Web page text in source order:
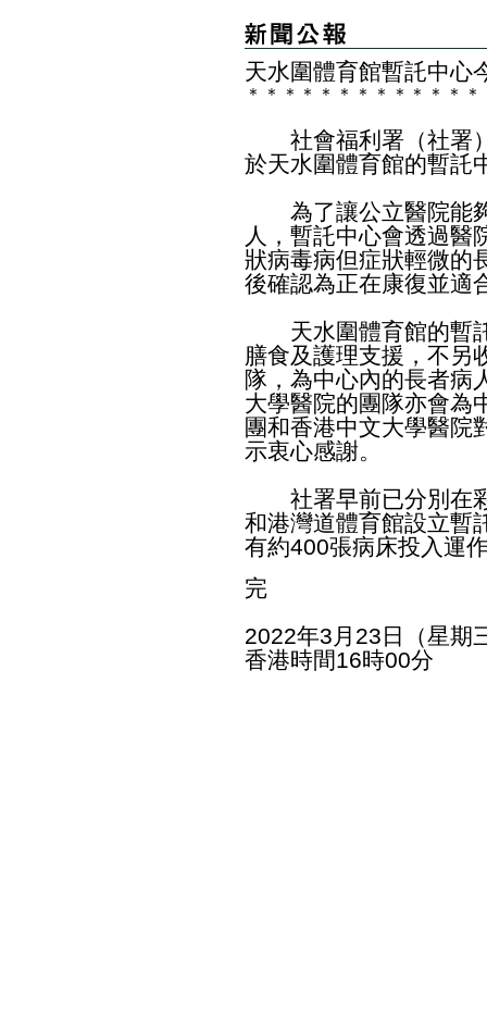
天水圍體育館暫託中心
＊ ＊ ＊ ＊ ＊ ＊ ＊ ＊ ＊ ＊ ＊ ＊ ＊
社會福利署（社署）
於天水圍體育館的暫託
為了讓公立醫院能夠
人，暫託中心會透過醫
狀病毒病但症狀輕微的
後確認為正在康復並適
天水圍體育館的暫託
膳食及護理支援，不另
隊，為中心內的長者病
大學醫院的團隊亦會為
團和香港中文大學醫院
示衷心感謝。
社署早前已分別在彩
和港灣道體育館設立暫
有約400張病床投入運
完
2022年3月23日（星期
香港時間16時00分